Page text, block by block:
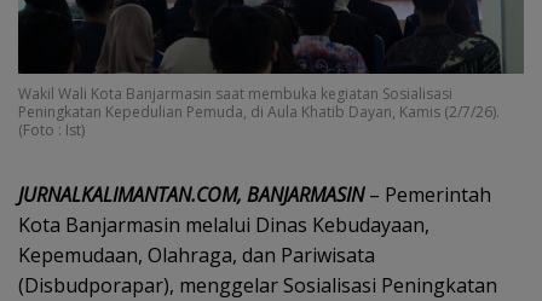
Wakil Wali Kota Banjarmasin saat membuka kegiatan Sosialisasi
Peningkatan Kepedulian Pemuda, di Aula Khatib Dayan, Kamis (2/7/26).
(Foto : Ist)
JURNALKALIMANTAN.COM, BANJARMASIN– Pemerintah
Kota Banjarmasin melalui Dinas Kebudayaan,
Kepemudaan, Olahraga, dan Pariwisata
(Disbudporapar), menggelar Sosialisasi Peningkatan